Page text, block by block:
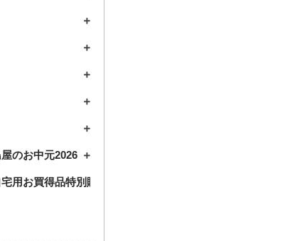
屋のお中元2026
用お買得品特別販売2026